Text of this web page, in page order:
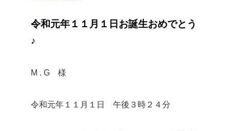
令和元年１１月１日お誕生おめでとう
♪
M . G 様
令和元年１１月１日 午後３時２４分